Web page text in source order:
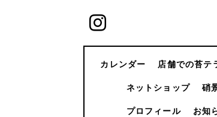
カレンダー 店舗での苔テ
ネットショップ 硝
プロフィール お知